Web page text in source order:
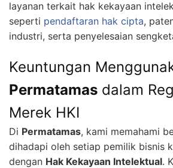
layanan terkait hak kekayaan
seperti pendaftaran hak cipta,
industri, serta penyelesaian
Keuntungan
Permatamas dalam
Merek HKI
Di Permatamas, kami memahami
dihadapi oleh setiap pemilik bisnis
dengan Hak Kekayaan Intelektual.